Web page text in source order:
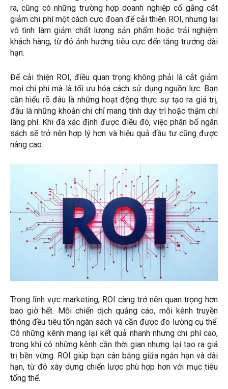
ra, cũng có những trường hợp doanh nghiệp cố gắng cắt
giảm chi phí một cách cực đoan để cải thiện ROI, nhưng lại
vô tình làm giảm chất lượng sản phẩm hoặc trải nghiệm
khách hàng, từ đó ảnh hưởng tiêu cực đến tăng trưởng dài
hạn.
Để cải thiện ROI, điều quan trọng không phải là cắt giảm
mọi chi phí mà là tối ưu hóa cách sử dụng nguồn lực. Bạn
cần hiểu rõ đâu là những hoạt động thực sự tạo ra giá trị,
đâu là những khoản chi chỉ mang tính duy trì hoặc thậm chí
lãng phí. Khi đã xác định được điều đó, việc phân bổ ngân
sách sẽ trở nên hợp lý hơn và hiệu quả đầu tư cũng được
nâng cao.
Trong lĩnh vực marketing, ROI càng trở nên quan trọng hơn
bao giờ hết. Mỗi chiến dịch quảng cáo, mỗi kênh truyền
thông đều tiêu tốn ngân sách và cần được đo lường cụ thể.
Có những kênh mang lại kết quả nhanh nhưng chi phí cao,
trong khi có những kênh cần thời gian nhưng lại tạo ra giá
trị bền vững. ROI giúp bạn cân bằng giữa ngắn hạn và dài
hạn, từ đó xây dựng chiến lược phù hợp hơn với mục tiêu
tổng thể.